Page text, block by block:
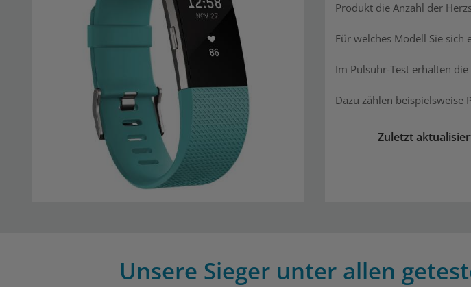
Produkt die Anzahl der
Für welches Modell Sie
Im Pulsuhr-Test erhalten
Dazu zählen
Zuletzt
Unsere Sieger unter allen